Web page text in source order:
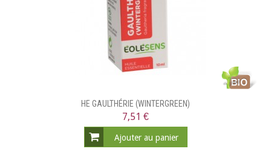
HE GAULTHÉRIE (WINTERGREEN)
7,51 €
Ajouter au panier